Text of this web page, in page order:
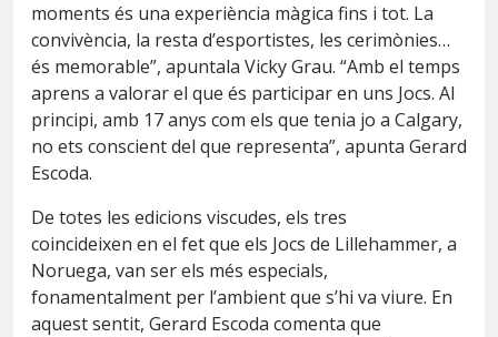
moments és una experiència màgica fins i tot. La
convivència, la resta d’esportistes, les cerimònies…
és memorable”, apuntala VickyGrau. “Amb el temps
aprens a valorar el que és participar en uns Jocs. Al
principi, amb 17 anys com els que tenia jo a Calgary,
no ets conscient del que representa”, apunta Gerard
Escoda.
De totes les edicions viscudes, els tres
coincideixen en el fet que els Jocs de Lillehammer, a
Noruega, van ser els més especials,
fonamentalment per l’ambient que s’hi va viure. En
aquest sentit, Gerard Escoda comenta que